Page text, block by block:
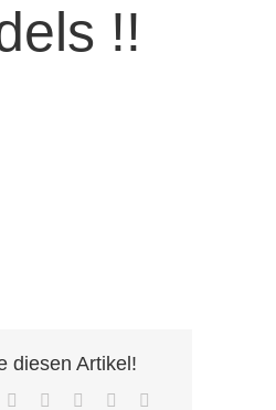
!!
diesen Artikel!
LinkedIn
TumblrPinterest